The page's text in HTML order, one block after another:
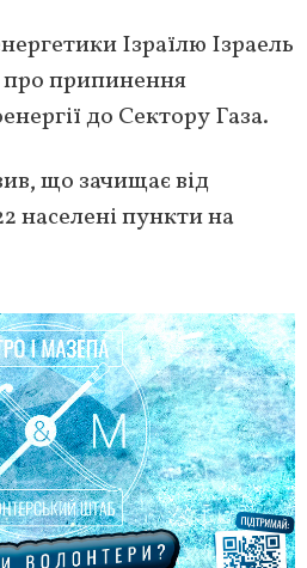
Ізраїлю Ізраель
про припинення
до Сектору Газа.
що зачищає від
населені пункти на